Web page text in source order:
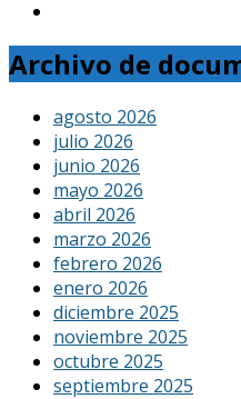
Archivo de
agosto 2026
julio 2026
junio 2026
mayo 2026
abril 2026
marzo 2026
febrero 2026
enero 2026
diciembre 2025
noviembre 2025
octubre 2025
septiembre 2025